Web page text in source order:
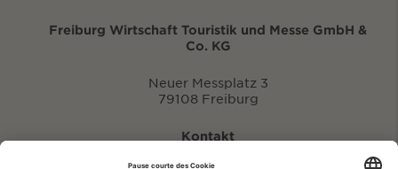
Freiburg Wirtschaft Touristik und Messe GmbH &
Co. KG
Neuer Messplatz 3
79108 Freiburg
Kontakt
eventportal@fwtm.de